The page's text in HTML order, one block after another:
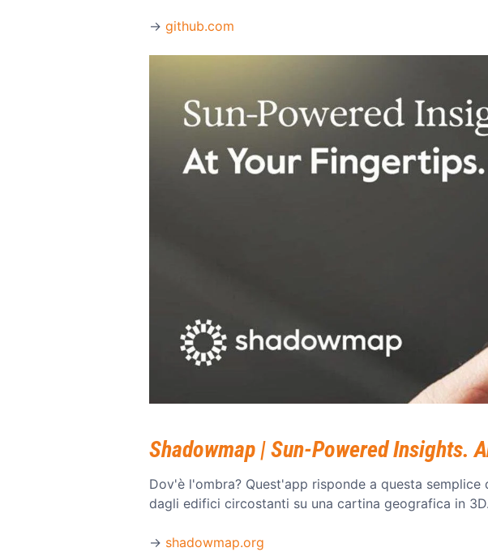
→ github.com
Shadowmap | Sun-Powered Insights.
Dov'è l'ombra? Quest'app risponde a questa
dagli edifici circostanti su una cartina geografica in 3D.
→ shadowmap.org